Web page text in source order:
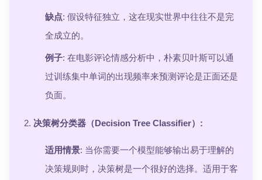
缺点: 假设特征独立，这在现实世界中往往不是完
全成立的。
例子: 在电影评论情感分析中，朴素贝叶斯可以通
过训练集中单词的出现频率来预测评论是正面还是
负面。
决策树分类器（Decision Tree Classifier） :
适用情景: 当你需要一个模型能够输出易于理解的
决策规则时，决策树是一个很好的选择。适用于客